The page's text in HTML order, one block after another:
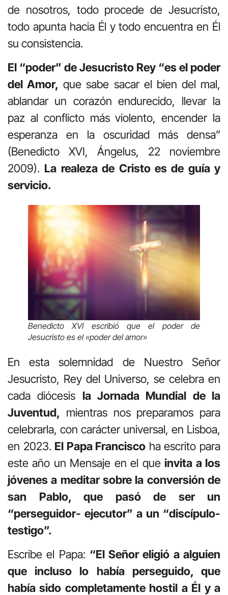
de nosotros, todo procede de Jesucristo,
todo apunta hacia Él y todo encuentra en Él
su consistencia.
El “poder” de Jesucristo Rey “es el poder
del Amor, que sabe sacar el bien del mal,
ablandar un corazón endurecido, llevar la
paz al conflicto más violento, encender la
esperanza en la oscuridad más densa”
(Benedicto XVI, Ángelus, 22 noviembre
2009). La realeza de Cristo es de guía y
servicio.
Benedicto XVI escribió que el poder de
Jesucristo es el «poder del amor»
En esta solemnidad de Nuestro Señor
Jesucristo, Rey del Universo, se celebra en
cada diócesis la Jornada Mundial de la
Juventud, mientras nos preparamos para
celebrarla, con carácter universal, en Lisboa,
en 2023. El Papa Francisco ha escrito para
este año un Mensaje en el que invita a los
jóvenes a meditar sobre la conversión de
san Pablo, que pasó de ser un
“perseguidor- ejecutor” a un “discípulo-
testigo”.
Escribe el Papa: “El Señor eligió a alguien
que incluso lo había perseguido, que
había sido completamente hostil a Él y a